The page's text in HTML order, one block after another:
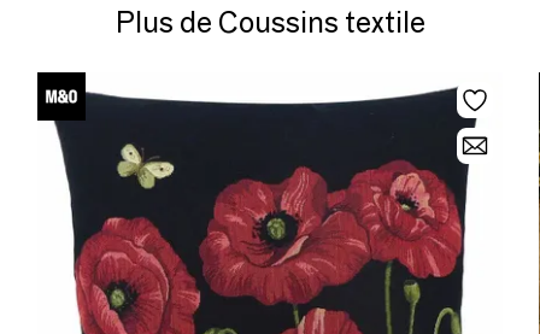
Plus de Coussins textile